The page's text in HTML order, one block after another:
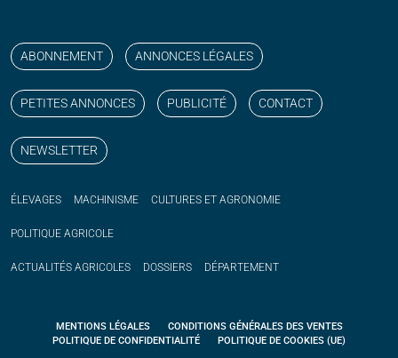
ABONNEMENT ANNONCES LÉGALES
PETITES ANNONCES PUBLICITÉ CONTACT
NEWSLETTER
ÉLEVAGES MACHINISME CULTURES ET AGRONOMIE
POLITIQUE AGRICOLE
ACTUALITÉS AGRICOLES DOSSIERS DÉPARTEMENT
MENTIONS LÉGALES
CONDITIONS GÉNÉRALES DES VENTES
POLITIQUE DE CONFIDENTIALITÉ
POLITIQUE DE COOKIES (UE)